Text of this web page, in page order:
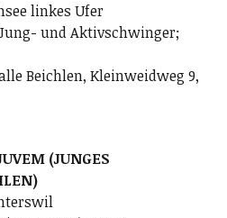
linkes Ufer
und Aktivschwinger;
Beichlen, Kleinweidweg 9,
(JUNGES